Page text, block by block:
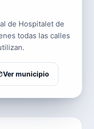
de Hospitalet de
todas las calles
Ver municipio